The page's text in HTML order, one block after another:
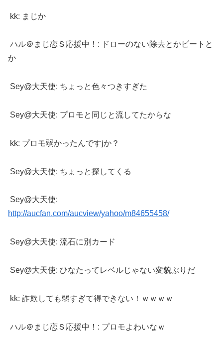
kk: まじか
ハル＠まじ恋Ｓ応援中！: ドローのない除去とかビートと
か
Sey@大天使: ちょっと色々つきすぎた
Sey@大天使: プロモと同じと流してたからな
kk: プロモ弱かったんですjか？
Sey@大天使: ちょっと探してくる
Sey@大天使:
http://aucfan.com/aucview/yahoo/m84655458/
Sey@大天使: 流石に別カード
Sey@大天使: ひなたってレベルじゃない変貌ぶりだ
kk: 詐欺しても弱すぎて得できない！ｗｗｗｗ
ハル＠まじ恋Ｓ応援中！: プロモよわいなｗ